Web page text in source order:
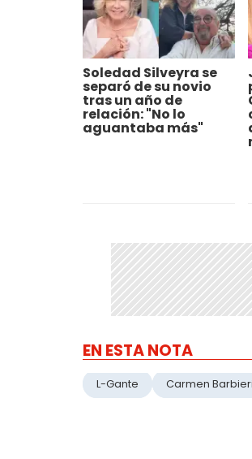
Soledad Silveyra se
separó de su novio
tras un año de
relación: "No lo
aguantaba más"
EN ESTA NOTA
L-Gante Carmen Barbieri